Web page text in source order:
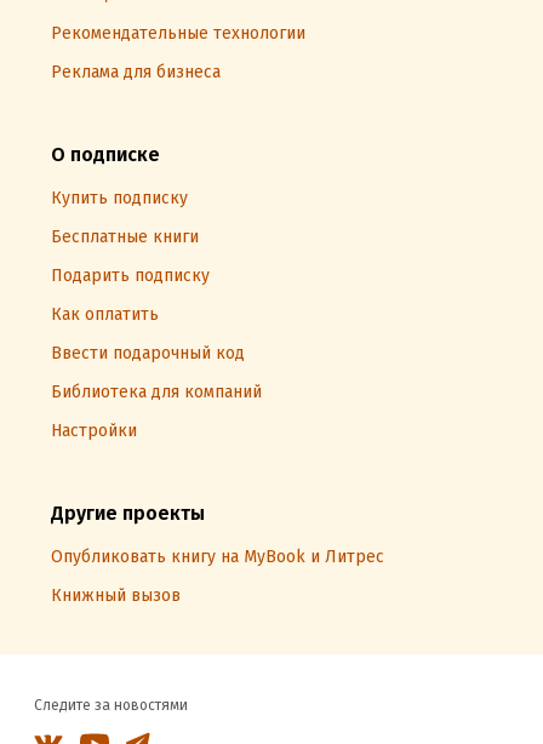
Рекомендательные технологии
Реклама для бизнеса
О подписке
Купить подписку
Бесплатные книги
Подарить подписку
Как оплатить
Ввести подарочный код
Библиотека для компаний
Настройки
Другие проекты
Опубликовать книгу на MyBook и Литрес
Книжный вызов
Следите за новостями